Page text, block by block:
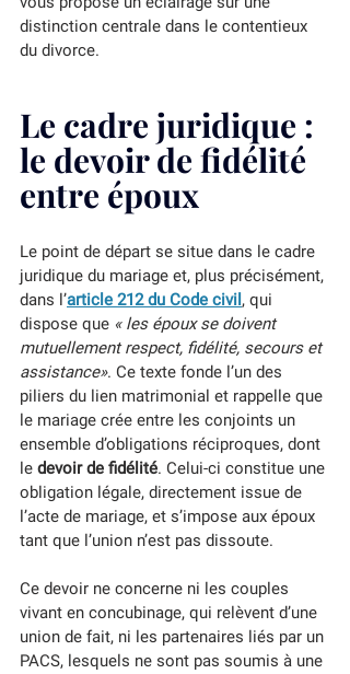
distinction centrale dans le contentieux
du divorce.
Le cadre juridique :
le devoir de fidélité
entre époux
Le point de départ se situe dans le cadre
juridique du mariage et, plus précisément,
dans l’article 212 du Code civil , qui
dispose que « les époux se doivent
mutuellement respect, fidélité, secours et
assistance». Ce texte fonde l’un des
piliers du lien matrimonial et rappelle que
le mariage crée entre les conjoints un
ensemble d’obligations réciproques, dont
le devoir de fidélité. Celui-ci constitue une
obligation légale, directement issue de
l’acte de mariage, et s’impose aux époux
tant que l’union n’est pas dissoute.
Ce devoir ne concerne ni les couples
vivant en concubinage, qui relèvent d’une
union de fait, ni les partenaires liés par un
PACS, lesquels ne sont pas soumis à une